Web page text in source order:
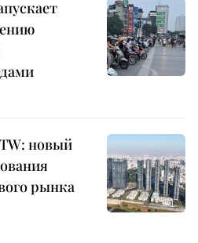
новый
рынка